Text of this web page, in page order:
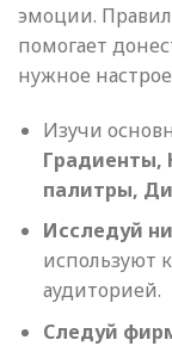
эмоции.
помогает
нужное
Изучи
Градиенты,
палитры,
Исследуй
используют
аудиторией.
Следуй